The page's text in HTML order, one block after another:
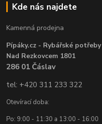
Kde nás najdete
Kamenná prodejna
Pípáky.cz - Rybářské potřeby
Nad Rezkovcem 1801
286 01 Čáslav
tel: +420 311 233 322
Otevírací doba:
Po: 9:00 - 11:30 a 13:00 - 16:00